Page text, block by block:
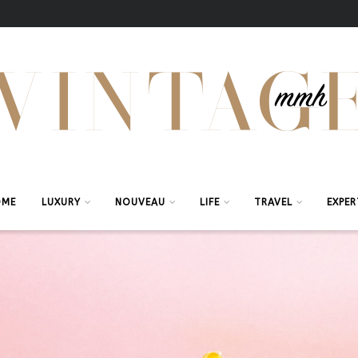
LUXURY NOUVEAU LIFE TRAVEL